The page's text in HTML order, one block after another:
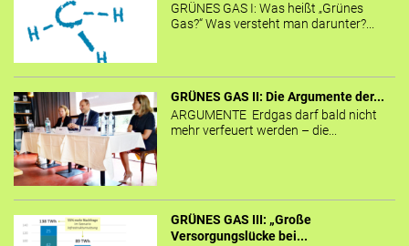
GRÜNES GAS I: Was heißt „Grünes
Gas?“ Was versteht man darunter?...
GRÜNES GAS II: Die Argumente der...
ARGUMENTE Erdgas darf bald nicht
mehr verfeuert werden – die...
GRÜNES GAS III: „Große
Versorgungslücke bei...